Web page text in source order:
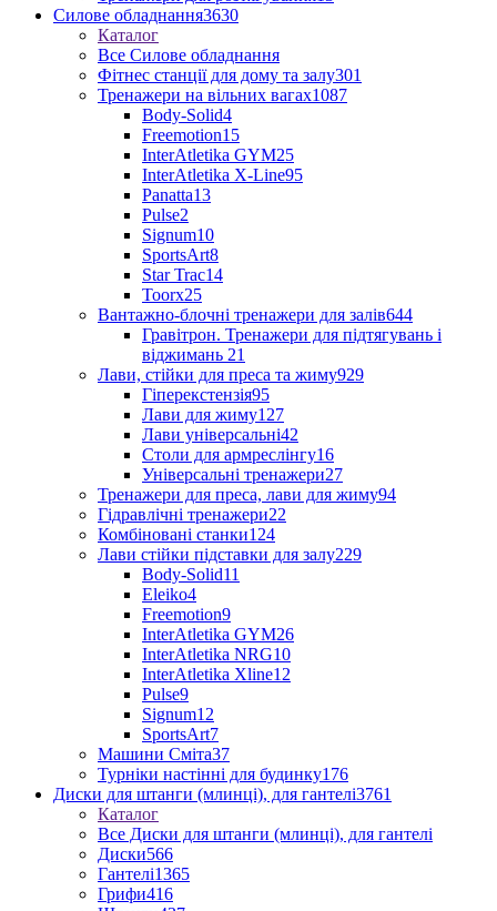
Силове обладнання3630
Каталог
Все Силове обладнання
Фітнес станції для дому та залу301
Тренажери на вільних вагах1087
Body-Solid4
Freemotion15
InterAtletika GYM25
InterAtletika X-Line95
Panatta13
Pulse2
Signum10
SportsArt8
Star Trac14
Toorx25
Вантажно-блочні тренажери для залів644
Гравітрон. Тренажери для підтягувань і
віджимань 21
Лави, стійки для преса та жиму929
Гіперекстензія95
Лави для жиму127
Лави універсальні42
Столи для армреслінгу16
Універсальні тренажери27
Тренажери для преса, лави для жиму94
Гідравлічні тренажери22
Комбіновані станки124
Лави стійки підставки для залу229
Body-Solid11
Eleiko4
Freemotion9
InterAtletika GYM26
InterAtletika NRG10
InterAtletika Xline12
Pulse9
Signum12
SportsArt7
Машини Сміта37
Турніки настінні для будинку176
Диски для штанги (млинці), для гантелі3761
Каталог
Все Диски для штанги (млинці), для гантелі
Диски566
Гантелі1365
Грифи416